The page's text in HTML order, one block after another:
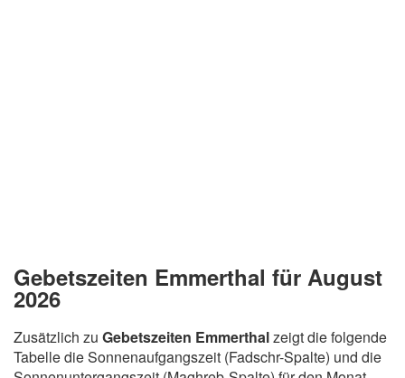
Gebetszeiten Emmerthal für August
2026
Zusätzlich zu Gebetszeiten Emmerthalzeigt die folgende
Tabelle die Sonnenaufgangszeit (Fadschr-Spalte) und die